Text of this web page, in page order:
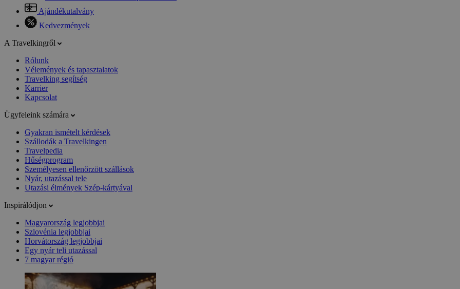
Ajándékutalvány
Kedvezmények
A Travelkingről
Rólunk
Vélemények és tapasztalatok
Travelking segítség
Karrier
Kapcsolat
Ügyfeleink számára
Gyakran ismételt kérdések
Szállodák a Travelkingen
Travelpedia
Hűségprogram
Személyesen ellenőrzött szállások
Nyár, utazással tele
Utazási élmények Szép-kártyával
Inspirálódjon
Magyarország legjobbjai
Szlovénia legjobbjai
Horvátország legjobbjai
Egy nyár teli utazással
7 magyar régió